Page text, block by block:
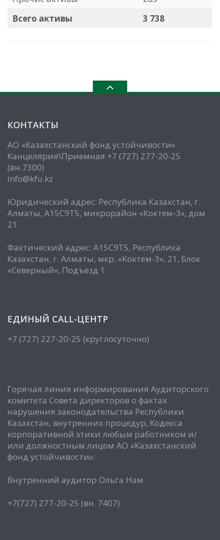
Всего активы
3 738
КОНТАКТЫ
АО «Казахстанский фонд устойчивости»
Канцелярия\Приемная +7 (727) 277-20-25
(вн.7300)
info@kfu.kz
Юридический адрес: Республика Казахстан, г.
Алматы, А15С9Т5, микрорайон «Коктем-3», дом
21
Фактический адрес: А15С9Т5, Республика
Казахстан, г. Алматы, мкр. «Коктем-3», 21, Блок
«Северный», Подъезд 1
ЕДИНЫЙ CALL-ЦЕНТР
+7 (727) 227-20-25 (круглосуточно)
Горячая линия информирования Аудиторского
комитета Совета директоров о фактах
нарушения законодательства Республики
Казахстан, внутренних процедур, Кодекса
корпоративной этики любым работником и/
или должностным лицом АО «Казахстанский
фонд устойчивости»:
Внутренний аудитор Ольга Нам
+7(727) 277-20-25 (вн. 7407)